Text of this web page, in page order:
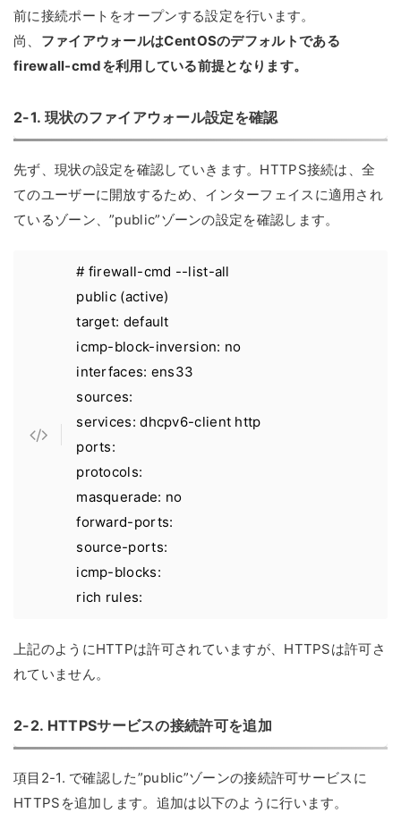
前に接続ポートをオープンする設定を行います。
尚、 ファイアウォールはCentOSのデフォルトである
firewall-cmdを利用している前提となります。
2-1. 現状のファイアウォール設定を確認
先ず、現状の設定を確認していきます。HTTPS接続は、全
てのユーザーに開放するため、インターフェイスに適用され
ているゾーン、”public”ゾーンの設定を確認します。
# firewall-cmd --list-all
public (active)
target: default
icmp-block-inversion: no
interfaces: ens33
sources:
services: dhcpv6-client http
ports:
protocols:
masquerade: no
forward-ports:
source-ports:
icmp-blocks:
rich rules:
上記のようにHTTPは許可されていますが、HTTPSは許可さ
れていません。
2-2. HTTPSサービスの接続許可を追加
項目2-1. で確認した”public”ゾーンの接続許可サービスに
HTTPSを追加します。追加は以下のように行います。